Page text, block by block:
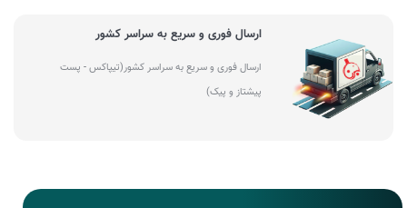
ارسال فوری و سریع به سراسر کشور
ارسال فوری و سریع به سراسر کشور(تیپاکس - پست
پیشتاز و پیک)